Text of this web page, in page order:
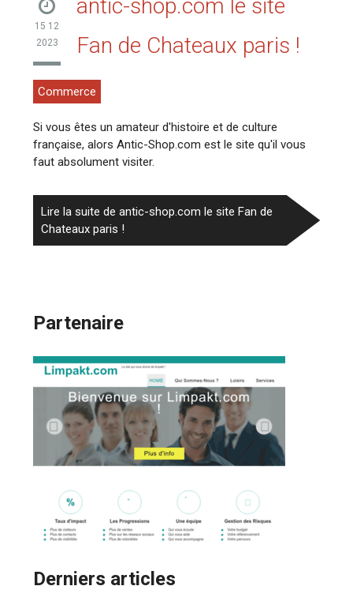
15 12
2023
antic-shop.com le site
Fan de Chateaux paris !
Commerce
Si vous êtes un amateur d'histoire et de culture
française, alors Antic-Shop.com est le site qu'il vous
faut absolument visiter.
Lire la suite de antic-shop.com le site Fan de
Chateaux paris !
Partenaire
Derniers articles